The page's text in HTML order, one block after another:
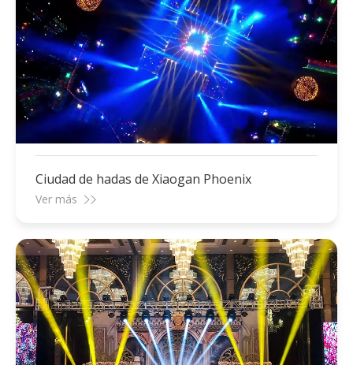
Ciudad de hadas de Xiaogan Phoenix
Ver más